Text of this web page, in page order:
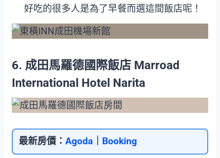
好吃的很多人是為了早餐而選這間飯店呢！
6. 成田馬羅德國際飯店 Marroad
International Hotel Narita
最新房價： Agoda｜ Booking